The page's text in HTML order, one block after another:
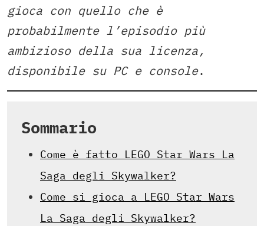
gioca con quello che è
probabilmente l’episodio più
ambizioso della sua licenza,
disponibile su PC e console.
Sommario
Come è fatto LEGO Star Wars La
Saga degli Skywalker?
Come si gioca a LEGO Star Wars
La Saga degli Skywalker?